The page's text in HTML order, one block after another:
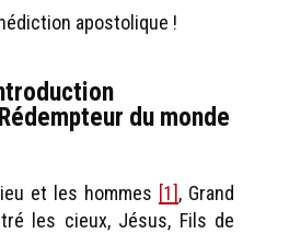
apostolique !
du monde
et les hommes [1], Grand
les cieux, Jésus, Fils de